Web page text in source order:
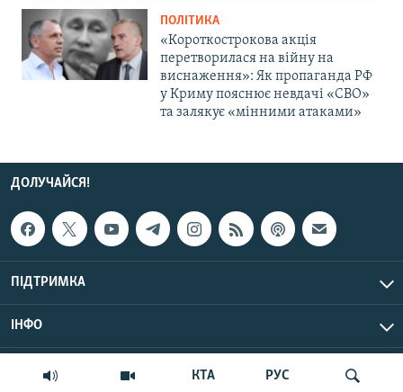
КТА РУС
ПОЛІТИКА
«Короткострокова акція
перетворилася на війну на
виснаження»: Як пропаганда РФ
у Криму пояснює невдачі «СВО»
та залякує «мінними атаками»
ДОЛУЧАЙСЯ!
ПІДТРИМКА
ІНФО
© Крим.Реалії, 2026 | Усі права застережено.